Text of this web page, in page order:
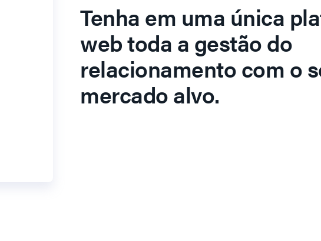
Tenha em uma única
web toda a gestão do
relacionamento com o
mercado alvo.